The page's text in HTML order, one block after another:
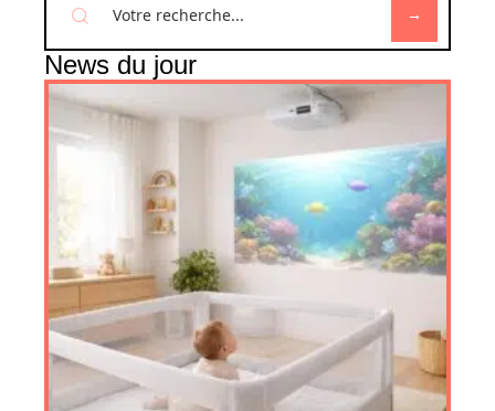
News du jour